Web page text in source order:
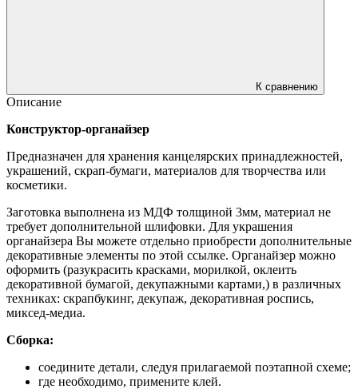
К сравнению
Описание
Конструктор-органайзер
Предназначен для хранения канцелярских принадлежностей,
украшений, скрап-бумаги, материалов для творчества или
косметики.
Заготовка выполнена из МДФ толщиной 3мм, материал не
требует дополнительной шлифовки. Для украшения
органайзера Вы можете отдельно приобрести дополнительные
декоративные элементы по этой ссылке. Органайзер можно
оформить (разукрасить красками, морилкой, оклеить
декоративной бумагой, декупажными картами,) в различных
техниках: скрапбукинг, декупаж, декоративная роспись,
миксед-медиа.
Сборка:
соедините детали, следуя прилагаемой поэтапной схеме;
где необходимо, примените клей.